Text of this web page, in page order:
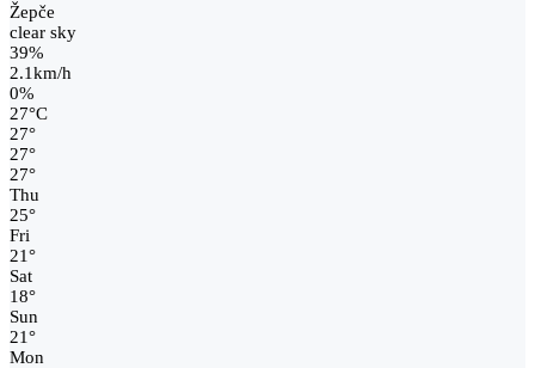
Žepče
clear sky
39%
2.1km/h
0%
27°C
27°
27°
27°
Thu
25°
Fri
21°
Sat
18°
Sun
21°
Mon